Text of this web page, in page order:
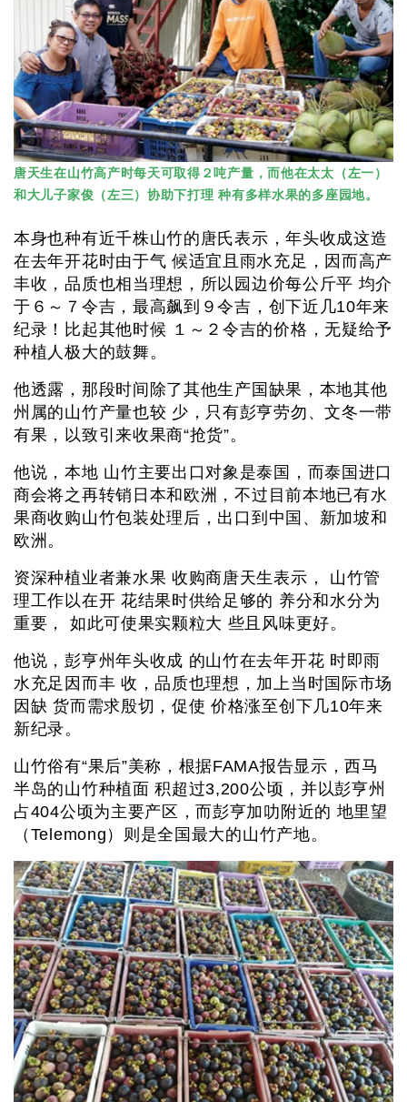
唐天生在山竹高产时每天可取得２吨产量，而他在太太（左一）
和大儿子家俊（左三）协助下打理 种有多样水果的多座园地。
本身也种有近千株山竹的唐氏表示，年头收成这造
在去年开花时由于气 候适宜且雨水充足，因而高产
丰收，品质也相当理想，所以园边价每公斤平 均介
于６～７令吉，最高飙到９令吉，创下近几10年来
纪录！比起其他时候 １～２令吉的价格，无疑给予
种植人极大的鼓舞。
他透露，那段时间除了其他生产国缺果，本地其他
州属的山竹产量也较 少，只有彭亨劳勿、文冬一带
有果，以致引来收果商“抢货”。
他说，本地 山竹主要出口对象是泰国，而泰国进口
商会将之再转销日本和欧洲，不过目前本地已有水
果商收购山竹包装处理后，出口到中国、新加坡和
欧洲。
资深种植业者兼水果 收购商唐天生表示， 山竹管
理工作以在开 花结果时供给足够的 养分和水分为
重要， 如此可使果实颗粒大 些且风味更好。
他说，彭亨州年头收成 的山竹在去年开花 时即雨
水充足因而丰 收，品质也理想，加上当时国际市场
因缺 货而需求殷切，促使 价格涨至创下几10年来
新纪录。
山竹俗有“果后”美称，根据FAMA报告显示，西马
半岛的山竹种植面 积超过3,200公顷，并以彭亨州
占404公顷为主要产区，而彭亨加叻附近的 地里望
（Telemong）则是全国最大的山竹产地。